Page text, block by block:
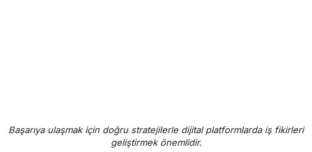
Başarıya ulaşmak için doğru stratejilerle dijital platformlarda iş fikirleri
geliştirmek önemlidir.